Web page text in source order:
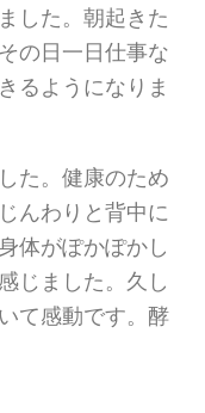
した。朝起きた
の日一日仕事な
るようになりま
た。健康のため
んわりと背中に
体がぽかぽかし
じました。久し
て感動です。酵